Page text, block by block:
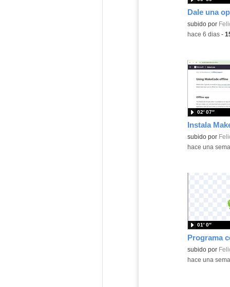
Contenido
subido por
-hace 6 dias-
Contenido
subido por
02′ 07″
-hace una
Contenido
subido por
01′ 0″
-hace una